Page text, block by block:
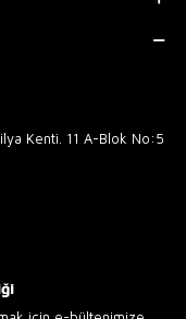
Kenti. 11 A-Blok No:5